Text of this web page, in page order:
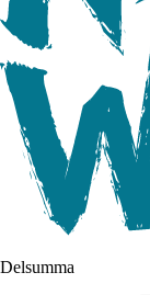
Delsumma